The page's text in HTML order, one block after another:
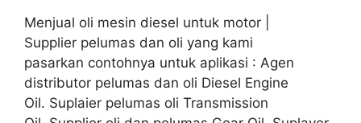
Menjual oli mesin diesel untuk motor |
Supplier pelumas dan oli yang kami
pasarkan contohnya untuk aplikasi : Agen
distributor pelumas dan oli Diesel Engine
Oil. Suplaier pelumas oli Transmission